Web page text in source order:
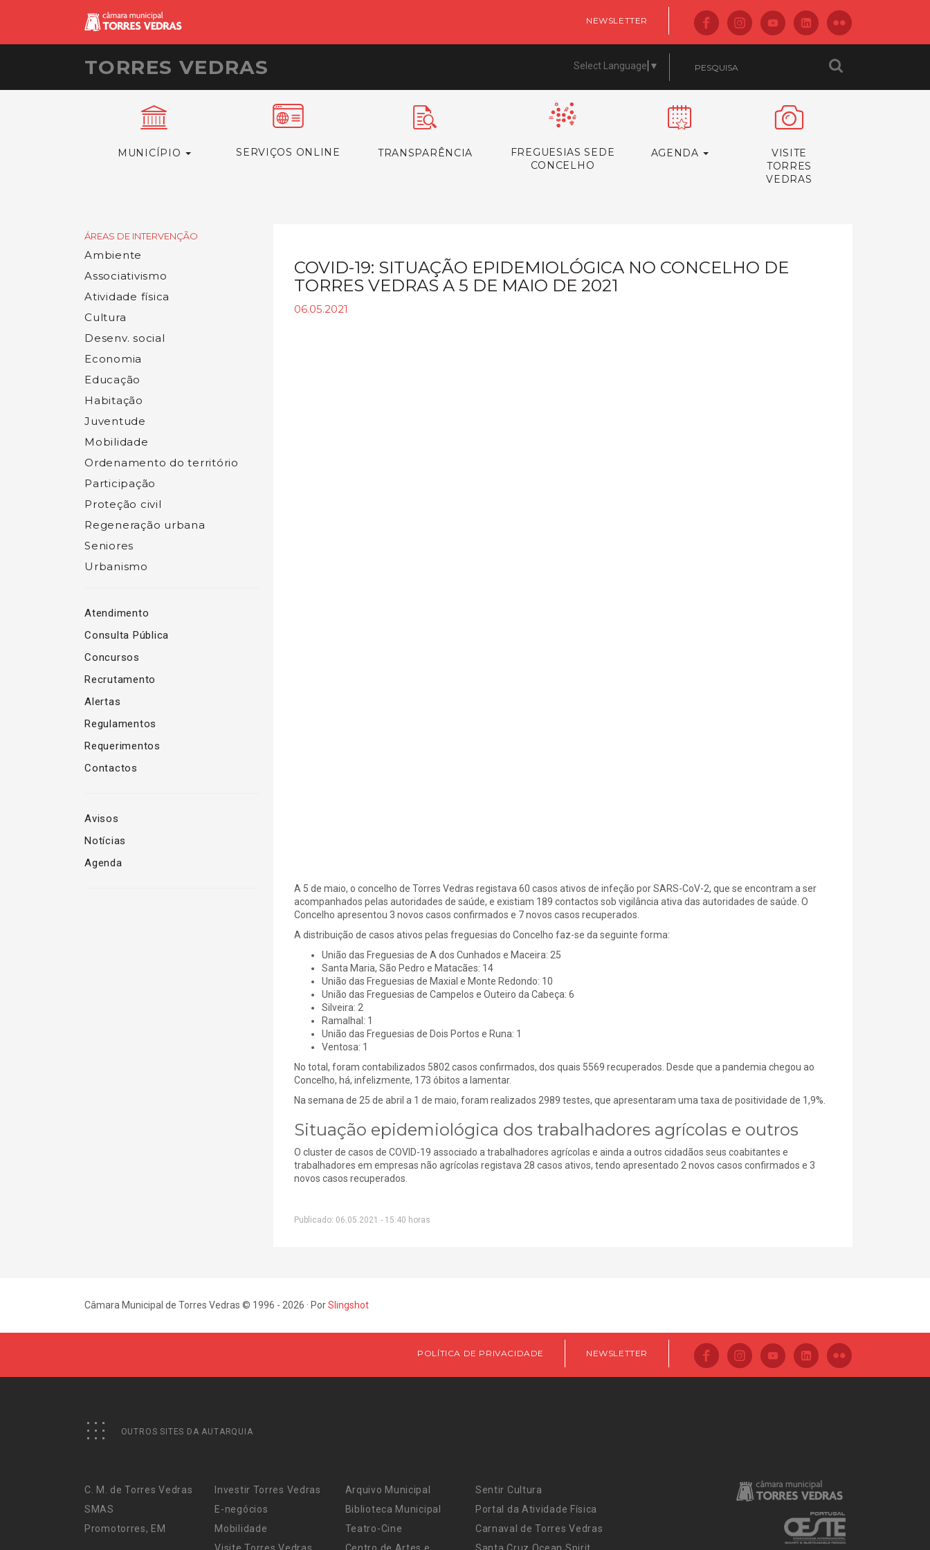
NEWSLETTER
TORRES VEDRAS Select Language ▼
MUNICÍPIO SERVIÇOS ONLINE TRANSPARÊNCIA
FREGUESIAS SEDE
CONCELHO
AGENDA
VISITE
TORRES
VEDRAS
ÁREAS DE INTERVENÇÃO
Ambiente
Associativismo
Atividade física
Cultura
Desenv. social
Economia
Educação
Habitação
Juventude
Mobilidade
Ordenamento do território
Participação
Proteção civil
Regeneração urbana
Seniores
Urbanismo
Atendimento
Consulta Pública
Concursos
Recrutamento
Alertas
Regulamentos
Requerimentos
Contactos
Avisos
Notícias
Agenda
COVID-19: SITUAÇÃO EPIDEMIOLÓGICA NO CONCELHO DE
TORRES VEDRAS A 5 DE MAIO DE 2021
06.05.2021
A 5 de maio, o concelho de Torres Vedras registava 60 casos ativos de infeção por SARS-CoV-2, que se encontram a ser
acompanhados pelas autoridades de saúde, e existiam 189 contactos sob vigilância ativa das autoridades de saúde. O
Concelho apresentou 3 novos casos confirmados e 7 novos casos recuperados.
A distribuição de casos ativos pelas freguesias do Concelho faz-se da seguinte forma:
União das Freguesias de A dos Cunhados e Maceira: 25
Santa Maria, São Pedro e Matacães: 14
União das Freguesias de Maxial e Monte Redondo: 10
União das Freguesias de Campelos e Outeiro da Cabeça: 6
Silveira: 2
Ramalhal: 1
União das Freguesias de Dois Portos e Runa: 1
Ventosa: 1
No total, foram contabilizados 5802 casos confirmados, dos quais 5569 recuperados. Desde que a pandemia chegou ao
Concelho, há, infelizmente, 173 óbitos a lamentar.
Na semana de 25 de abril a 1 de maio, foram realizados 2989 testes, que apresentaram uma taxa de positividade de 1,9%.
Situação epidemiológica dos trabalhadores agrícolas e outros
O cluster de casos de COVID-19 associado a trabalhadores agrícolas e ainda a outros cidadãos seus coabitantes e
trabalhadores em empresas não agrícolas registava 28 casos ativos, tendo apresentado 2 novos casos confirmados e 3
novos casos recuperados.
Publicado: 06.05.2021 - 15:40 horas
Câmara Municipal de Torres Vedras © 1996 - 2026 · PorSlingshot
POLÍTICA DE PRIVACIDADE NEWSLETTER
OUTROS SITES DA AUTARQUIA
C. M. de Torres Vedras
SMAS
Promotorres, EM
Investir Torres Vedras
E-negócios
Mobilidade
Visite Torres Vedras
Arquivo Municipal
Biblioteca Municipal
Teatro-Cine
Centro de Artes e
Sentir Cultura
Portal da Atividade Física
Carnaval de Torres Vedras
Santa Cruz Ocean Spirit